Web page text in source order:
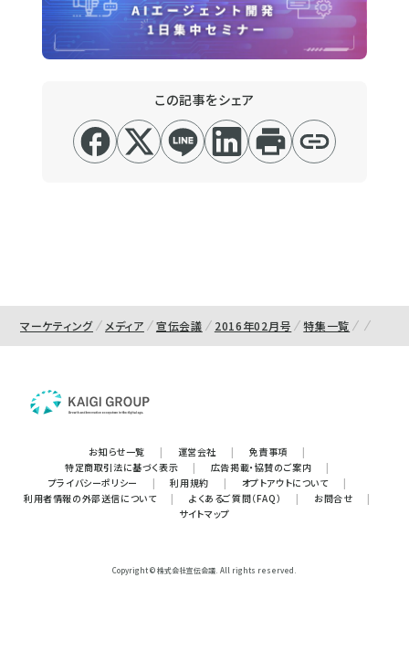
この記事をシェア
マーケティング メディア 宣伝会議 2016年02月号 特集一覧
お知らせ一覧 | 運営会社 | 免責事項
|
特定商取引法に基づく表示
| 広告掲載・協賛のご案内
|
プライバシーポリシー
| 利用規約 | オプトアウトについて
|
利用者情報の外部送信について
| よくあるご質問（FAQ） | お問合せ
|
サイトマップ
Copyright © 株式会社宣伝会議. All rights reserved.